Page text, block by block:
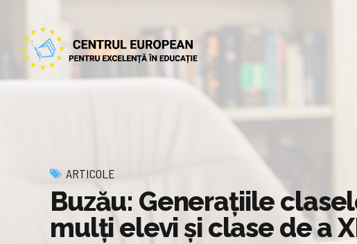
ARTICOLE
Buzău: Generațiile
mulți elevi și clase de a